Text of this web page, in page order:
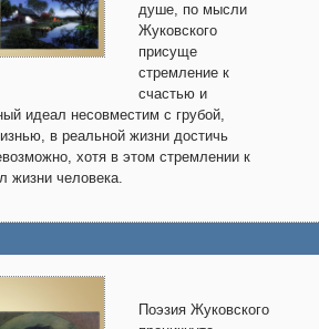
душе, по мысли
Жуковского
присуще
стремление к
счастью и
идеал несовместим с грубой,
в реальной жизни достичь
хотя в этом стремлении к
жизни человека.
Поэзия Жуковского